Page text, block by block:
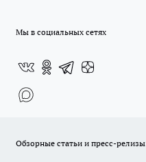
Мы в социальных сетях
Обзорные статьи и пресс-релизы